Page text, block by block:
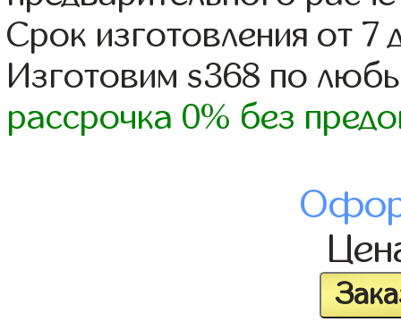
Срок изготовления от 7
Изготовим s368 по
рассрочка 0% без